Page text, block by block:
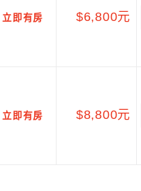
立即有房 $6,800元
立即有房 $8,800元